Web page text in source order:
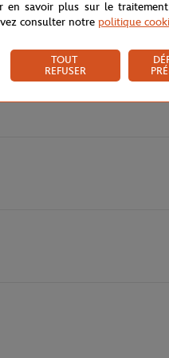
une silhouette
classique qui ne se démode
élégance cette
sceller cette pièce d'une
en savoir plus sur le
consulter notre politique
TOUT
REFUSER